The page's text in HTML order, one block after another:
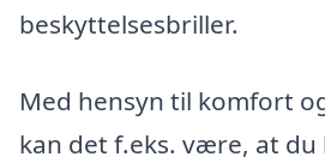
beskyttelsesbriller.
Med hensyn til komfort
kan det f.eks. være, at